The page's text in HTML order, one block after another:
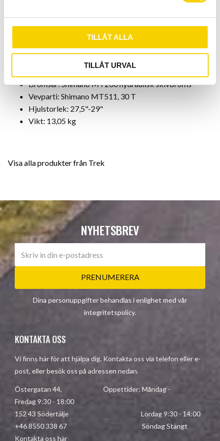
TILLÅT ALLA
TILLÅT URVAL
Antal växlar: 12 (1x12)
Växelreglage: Shimano Deore M6100
Bakväxel: Shimano XT M8100
Bromsar: Shimano MT200 hydraulisk skivbroms
Vevparti: Shimano MT511, 30 T
Hjulstorlek: 27,5"-29"
Vikt: 13,05 kg
Visa alla produkter från Trek
NYHETSBREV
PRENUMERERA
Dina personuppgifter behandlas i enlighet med vår
integritetspolicy.
KONTAKTA OSS
Vi finns här för att hjälpa dig. Kontakta oss via telefon eller e-
post, eller besök oss på adressen nedan.
Östergatan 44, Öppettider: Måndag -
Fredag 9:30 - 18:00
152 43 Södertälje Lördag 9:30 - 14:00
+46 8550 338 67 Söndag Stängt
Kontakta oss här